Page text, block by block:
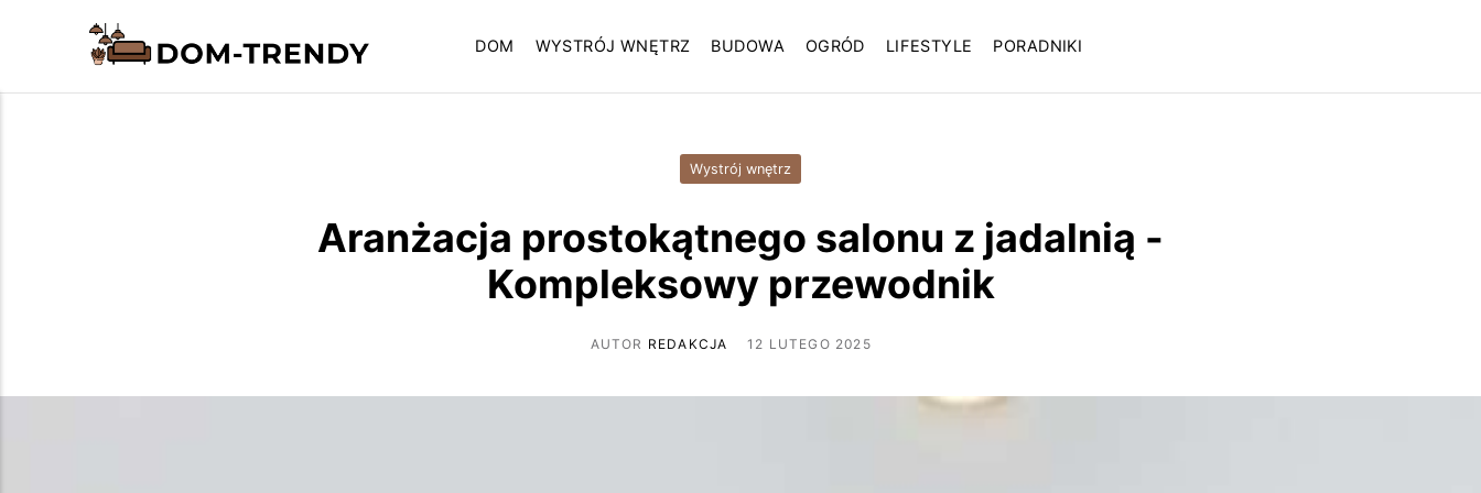
DOM WYSTRÓJ WNĘTRZ BUDOWA OGRÓD LIFESTYLE PORADNIKI
Wystrój wnętrz
Aranżacja prostokątnego salonu z jadalnią -
Kompleksowy przewodnik
AUTOR REDAKCJA 12 LUTEGO 2025